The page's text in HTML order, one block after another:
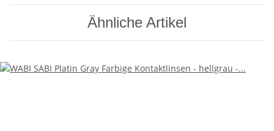
Ähnliche Artikel